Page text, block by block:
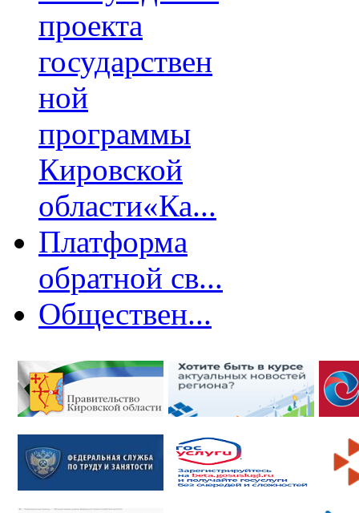
проекта
государствен
ной
программы
Кировской
области«Ка...
Платформа
обратной св...
Обществен...